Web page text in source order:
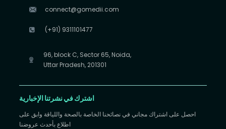
connect@gomedii.com
(+91) 9311101477
96, block C, Sector 65, Noida,
Uttar Pradesh, 201301
اشترك في نشرتنا الإخبارية
احصل على اشتراك مجاني في نصائحنا الخاصة بالصحة واللياقة وابق على
اطلاع بأحدث عروضنا